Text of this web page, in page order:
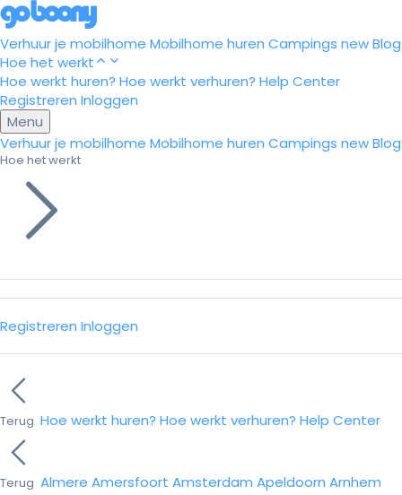
Verhuur je mobilhome Mobilhome huren Campings newBlog
Hoe het werkt
Hoe werkt huren? Hoe werkt verhuren? Help Center
Registreren Inloggen
Menu
Verhuur je mobilhome Mobilhome huren Campings newBlog
Hoe het werkt
Registreren Inloggen
Terug Hoe werkt huren? Hoe werkt verhuren? Help Center
Terug Almere Amersfoort Amsterdam Apeldoorn Arnhem